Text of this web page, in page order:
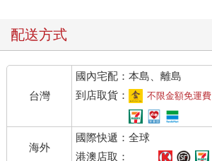
配送方式
台灣
國內宅配：本島、離島
到店取貨：
不限金額免運費
海外
國際快遞：全球
港澳店取：